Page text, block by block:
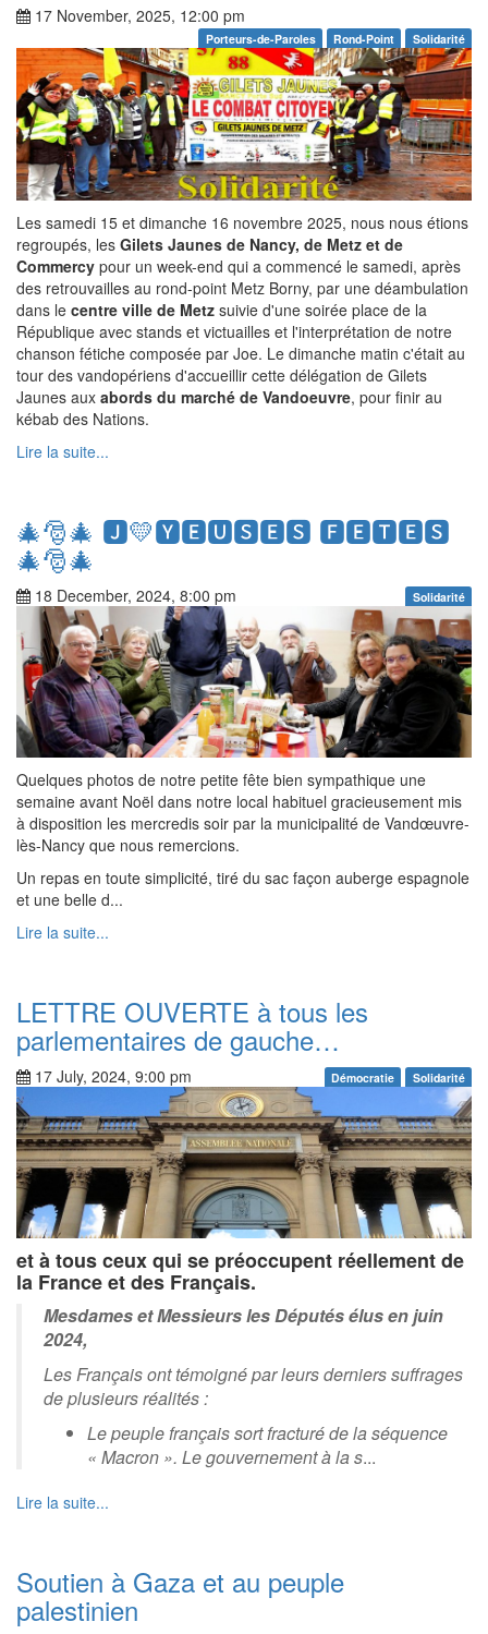
17 November, 2025, 12:00 pm
Porteurs-de-Paroles Rond-Point Solidarité
Les samedi 15 et dimanche 16 novembre 2025, nous nous étions
regroupés, les Gilets Jaunes de Nancy, de Metz et de
Commercy pour un week-end qui a commencé le samedi, après
des retrouvailles au rond-point Metz Borny, par une déambulation
dans le centre ville de Metz suivie d'une soirée place de la
République avec stands et victuailles et l'interprétation de notre
chanson fétiche composée par Joe. Le dimanche matin c'était au
tour des vandopériens d'accueillir cette délégation de Gilets
Jaunes aux abords du marché de Vandoeuvre, pour finir au
kébab des Nations.
Lire la suite...
🎄🎅🎄 🅹💛🆈🅴🆄🆂🅴🆂 🅵🅴🆃🅴🆂
🎄🎅🎄
18 December, 2024, 8:00 pm Solidarité
Quelques photos de notre petite fête bien sympathique une
semaine avant Noël dans notre local habituel gracieusement mis
à disposition les mercredis soir par la municipalité de Vandœuvre-
lès-Nancy que nous remercions.
Un repas en toute simplicité, tiré du sac façon auberge espagnole
et une belle d...
Lire la suite...
LETTRE OUVERTE à tous les
parlementaires de gauche…
17 July, 2024, 9:00 pm Démocratie Solidarité
et à tous ceux qui se préoccupent réellement de
la France et des Français.
Mesdames et Messieurs les Députés élus en juin
2024,
Les Français ont témoigné par leurs derniers suffrages
de plusieurs réalités :
Le peuple français sort fracturé de la séquence
« Macron ». Le gouvernement à la s...
Lire la suite...
Soutien à Gaza et au peuple
palestinien